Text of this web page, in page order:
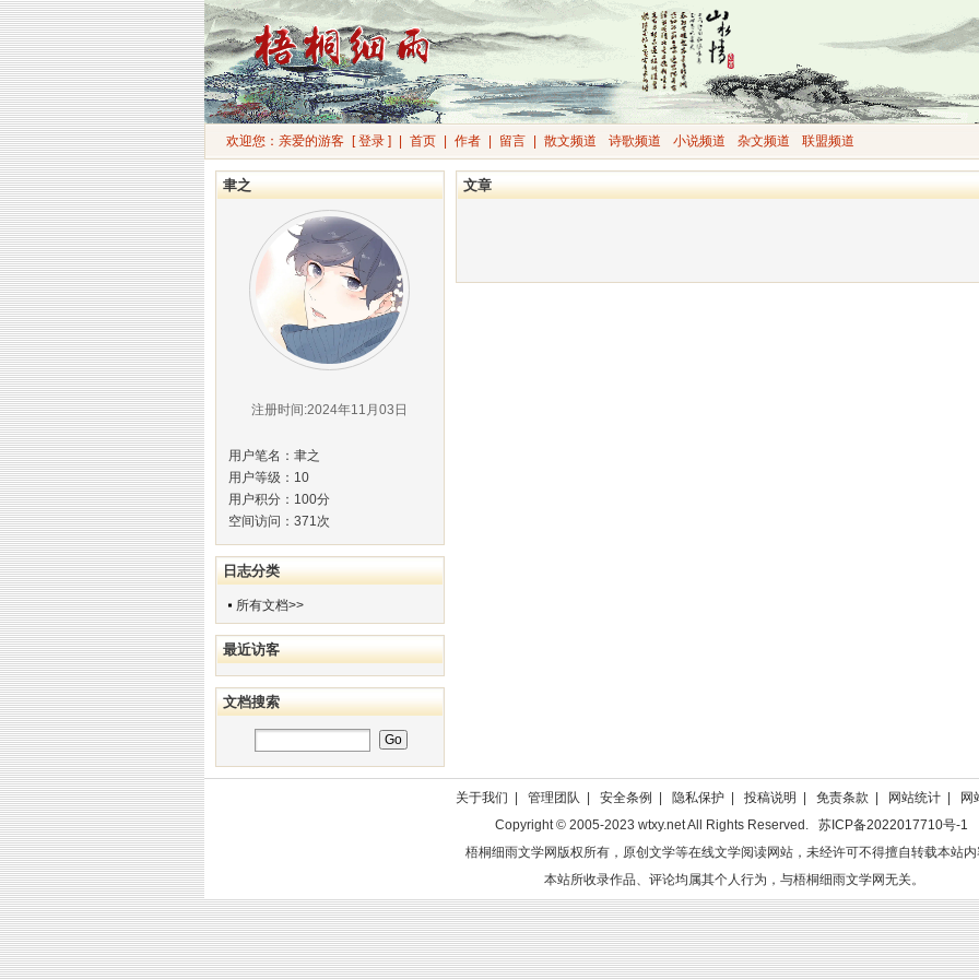
欢迎您：亲爱的游客 [ 登录 ] 首页 作者 留言 散文频道 诗歌频道 小说频道 杂文频道 联盟频道
聿之
注册时间:2024年11月03日
用户笔名：聿之
用户等级：10
用户积分：100分
空间访问：371次
日志分类
所有文档>>
最近访客
文档搜索
文章
关于我们 管理团队 安全条例 隐私保护 投稿说明 免责条款 网站统计
网
Copyright © 2005-2023 wtxy.net All Rights Reserved.
苏ICP备2022017710号-1
梧桐细雨文学网版权所有，原创文学等在线文学阅读网站，未经许可不得擅自转载本站内
本站所收录作品、评论均属其个人行为，与梧桐细雨文学网无关。